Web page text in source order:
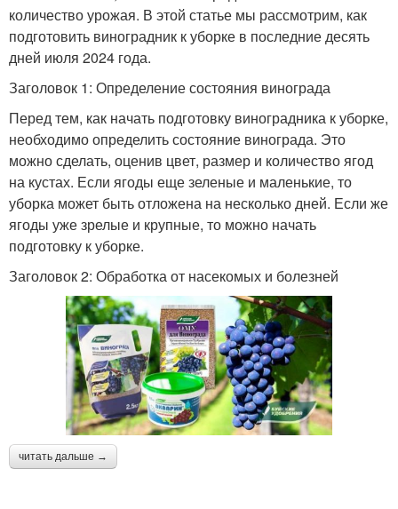
количество урожая. В этой статье мы рассмотрим, как
подготовить виноградник к уборке в последние десять
дней июля 2024 года.
Заголовок 1: Определение состояния винограда
Перед тем, как начать подготовку виноградника к уборке,
необходимо определить состояние винограда. Это
можно сделать, оценив цвет, размер и количество ягод
на кустах. Если ягоды еще зеленые и маленькие, то
уборка может быть отложена на несколько дней. Если же
ягоды уже зрелые и крупные, то можно начать
подготовку к уборке.
Заголовок 2: Обработка от насекомых и болезней
читать дальше →